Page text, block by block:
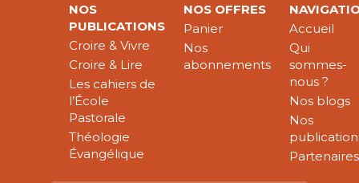
NOS
PUBLICATIONS
Croire & Vivre
Croire & Lire
Les cahiers de
l’École
Pastorale
Théologie
Évangélique
NOS OFFRES
Panier
Nos
abonnements
Accueil
Qui
sommes-
nous ?
Nos blogs
Nos
Partenaires